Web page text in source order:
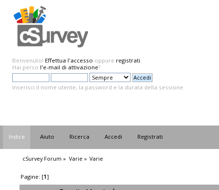
Benvenuto! Effettua l'accesso oppure registrati.
Hai perso l'e-mail di attivazione?
Inserisci il nome utente, la password e la durata della sessione.
Indice Aiuto Ricerca Accedi Registrati
cSurvey Forum » Varie » Varie
Pagine: [1]